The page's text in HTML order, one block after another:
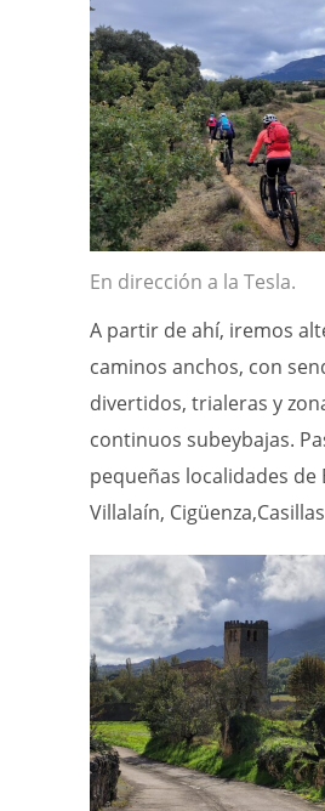
En dirección a la Tesla.
A partir de ahí, iremos
caminos anchos, con
divertidos, trialeras y
continuos subeybajas.
pequeñas localidades de
Villalaín,